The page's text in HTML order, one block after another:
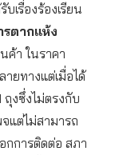
เรื่องร้องเรียน
รตากแห้ง
ค้า ในราคา
ายทางแต่เมื่อได้
ถุงซึ่งไม่ตรงกับ
แต่ไม่สามารถ
กการติดต่อ สภา